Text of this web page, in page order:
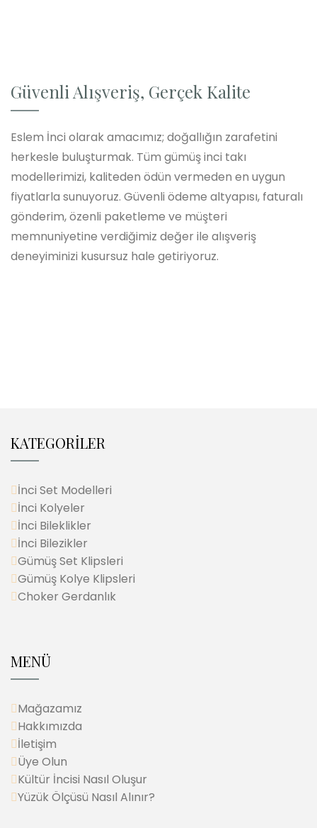
Güvenli Alışveriş, Gerçek Kalite
Eslem İnci olarak amacımız; doğallığın zarafetini
herkesle buluşturmak. Tüm gümüş inci takı
modellerimizi, kaliteden ödün vermeden en uygun
fiyatlarla sunuyoruz. Güvenli ödeme altyapısı, faturalı
gönderim, özenli paketleme ve müşteri
memnuniyetine verdiğimiz değer ile alışveriş
deneyiminizi kusursuz hale getiriyoruz.
KATEGORİLER
İnci Set Modelleri
İnci Kolyeler
İnci Bileklikler
İnci Bilezikler
Gümüş Set Klipsleri
Gümüş Kolye Klipsleri
Choker Gerdanlık
MENÜ
Mağazamız
Hakkımızda
İletişim
Üye Olun
Kültür İncisi Nasıl Oluşur
Yüzük Ölçüsü Nasıl Alınır?